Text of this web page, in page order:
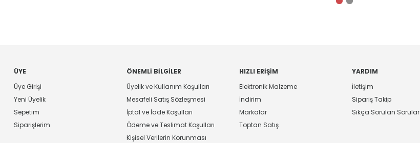
ÜYE
Üye Girişi
Yeni Üyelik
Sepetim
Siparişlerim
ÖNEMLI BILGILER
Üyelik ve Kullanım Koşulları
Mesafeli Satış Sözleşmesi
İptal ve İade Koşulları
Ödeme ve Teslimat Koşulları
Kişisel Verilerin Korunması
HIZLI ERIŞIM
Elektronik Malzeme
İndirim
Markalar
Toptan Satış
YARDIM
İletişim
Sipariş Takip
Sıkça Sorulan Sorular